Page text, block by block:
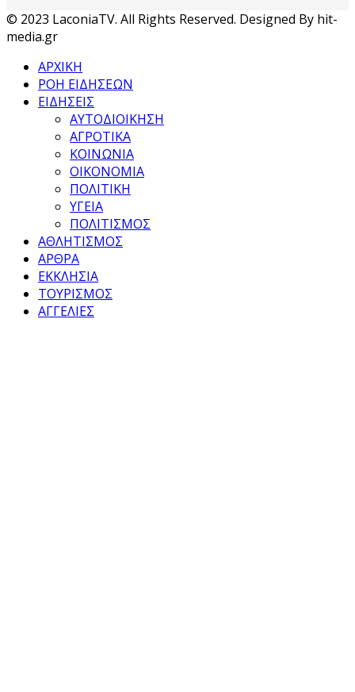
© 2023 LaconiaTV. All Rights Reserved. Designed By hit-
media.gr
ΑΡΧΙΚΗ
ΡΟΗ ΕΙΔΗΣΕΩΝ
ΕΙΔΗΣΕΙΣ
ΑΥΤΟΔΙΟΙΚΗΣΗ
ΑΓΡΟΤΙΚΑ
ΚΟΙΝΩΝΙΑ
ΟΙΚΟΝΟΜΙΑ
ΠΟΛΙΤΙΚΗ
ΥΓΕΙΑ
ΠΟΛΙΤΙΣΜΟΣ
ΑΘΛΗΤΙΣΜΟΣ
ΑΡΘΡΑ
ΕΚΚΛΗΣΙΑ
ΤΟΥΡΙΣΜΟΣ
ΑΓΓΕΛΙΕΣ